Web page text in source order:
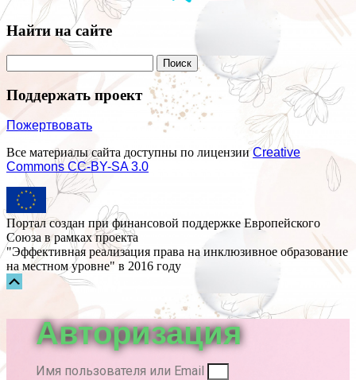
Найти на сайте
Поддержать проект
Пожертвовать
Все материалы сайта доступны по лицензииCreative
Commons СС-BY-SA 3.0
Портал создан при финансовой поддержке Европейского
Союза в рамках проекта
"Эффективная реализация права на инклюзивное образование
на местном уровне" в 2016 году
Прокрутка
Авторизация
Имя пользователя или Email